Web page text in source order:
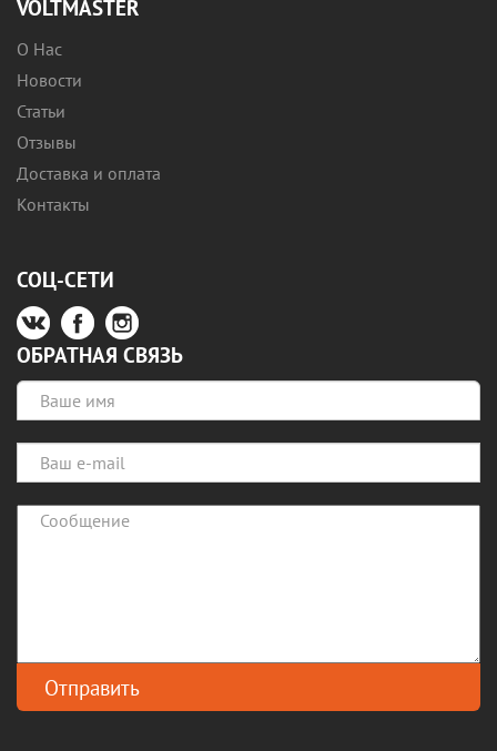
VOLTMASTER
О Нас
Новости
Статьи
Отзывы
Доставка и оплата
Контакты
СОЦ-СЕТИ
ОБРАТНАЯ СВЯЗЬ